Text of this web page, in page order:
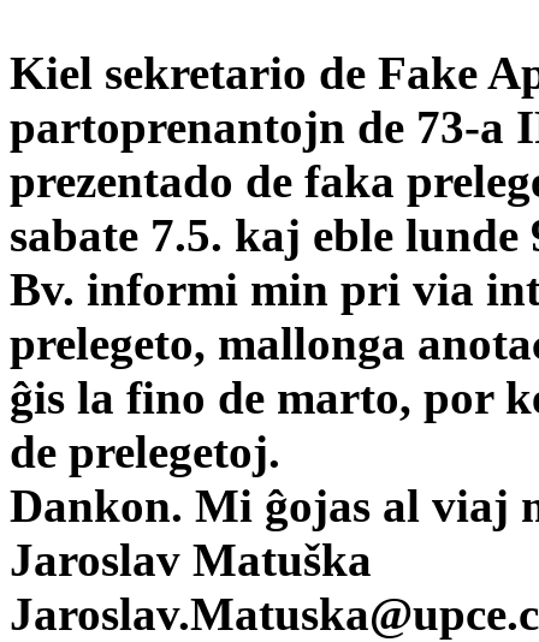
Kiel sekretario de Fake
partoprenantojn de 73-a
prezentado de faka
sabate 7.5. kaj eble lunde
Bv. informi min pri via
prelegeto, mallonga
ĝis la fino de marto, por
de prelegetoj.
Dankon. Mi ĝojas al viaj
Jaroslav Matuška